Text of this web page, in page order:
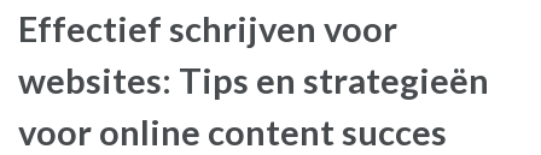
Effectief schrijven voor
websites: Tips en strategieën
voor online content succes